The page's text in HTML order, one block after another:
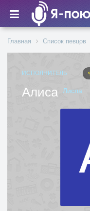
Главная Список певцов
ИСПОЛНИТЕЛЬ
Алиса Лисла